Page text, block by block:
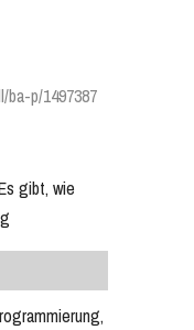
p/1497387
gibt, wie